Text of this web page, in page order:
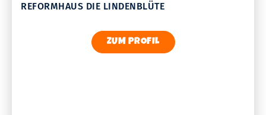
REFORMHAUS DIE LINDENBLÜTE
ZUM PROFIL